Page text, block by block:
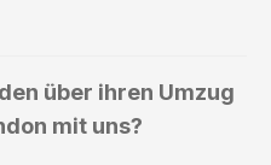
über ihren Umzug
mit uns?